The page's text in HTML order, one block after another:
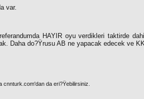
var.
HAYIR oyu verdikleri taktirde
Daha do?Ÿrusu AB ne yapacak edecek ve
cnnturk.com'dan da eri?Ÿebilirsiniz.